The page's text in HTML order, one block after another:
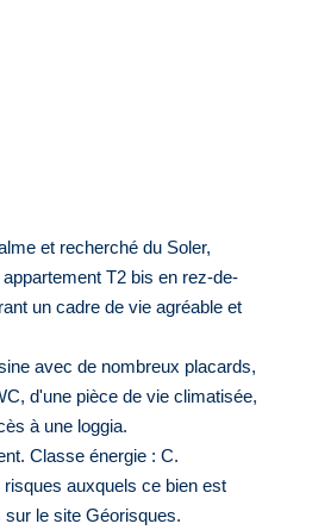
et recherché du Soler,
T2 bis en rez-de-
un cadre de vie agréable et
avec de nombreux placards,
d'une pièce de vie climatisée,
à une loggia.
Classe énergie : C.
auxquels ce bien est
le site Géorisques.